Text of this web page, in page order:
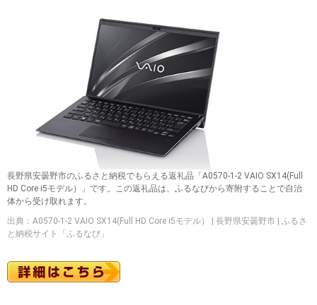
長野県安曇野市のふるさと納税でもらえる返礼品「A0570-1-2 VAIO SX14(Full
HD Core i5モデル）」です。この返礼品は、ふるなびから寄附することで自治
体から受け取れます。
出典：A0570-1-2 VAIO SX14(Full HD Core i5モデル） | 長野県安曇野市 | ふるさ
と納税サイト「ふるなび」